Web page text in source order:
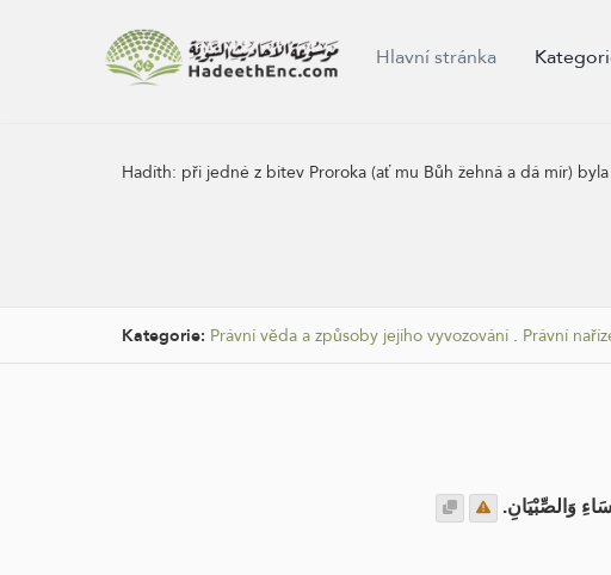
Hlavní stránka
Hadíth: při jedné z bitev Proroka (ať mu Bůh žehná a dá mír)
Kategorie: Právní věda a způsoby jejího vyvozování . Právní
وَالصِّبْيَانِ.